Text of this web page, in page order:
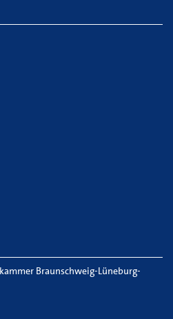
Braunschweig-Lüneburg-